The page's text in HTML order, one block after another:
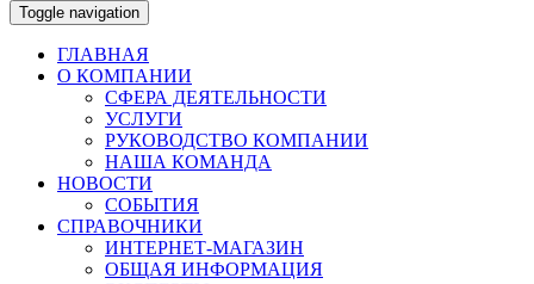
Toggle navigation
ГЛАВНАЯ
О КОМПАНИИ
СФЕРА ДЕЯТЕЛЬНОСТИ
УСЛУГИ
РУКОВОДСТВО КОМПАНИИ
НАША КОМАНДА
НОВОСТИ
СОБЫТИЯ
СПРАВОЧНИКИ
ИНТЕРНЕТ-МАГАЗИН
ОБЩАЯ ИНФОРМАЦИЯ